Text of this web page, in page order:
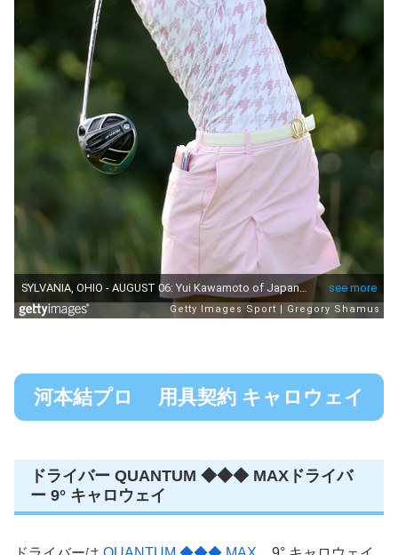
河本結プロ 用具契約 キャロウェイ
ドライバー QUANTUM ◆◆◆ MAXドライバ
ー 9° キャロウェイ